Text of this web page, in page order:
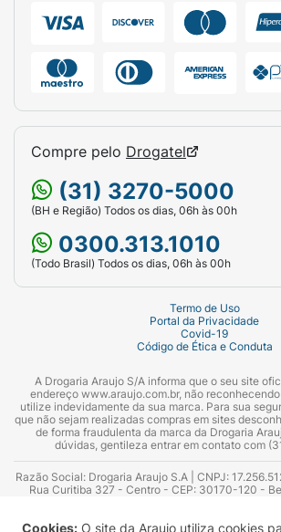
Cookies: O site da Araujo utiliza cookies
Compre pelo Drogatel
(31) 3270-5000
(BH e Região) Todos os dias, 06h às 00h
0300.313.1010
(Todo Brasil) Todos os dias, 06h às 00h
Termo de Uso
Portal da Privacidade
Covid-19
Código de Ética e Conduta
A Drogaria Araujo S/A informa que o seu site
endereço www.araujo.com.br, não
utilize indevidamente da sua marca. Para sua
que não sejam realizadas compras em sites
de forma fraudulenta da marca da Drogaria
dúvidas, gentileza entrar em contato com
Razão Social: Drogaria Araujo S.A | CNPJ:
Rua Curitiba 327 - Centro - CEP: 30170-120 -
Azevedo Guimarães – CRF 10.965 | Yasmin Silva